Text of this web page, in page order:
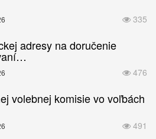
335
adresy na doručenie
476
volebnej komisie vo voľbách
491